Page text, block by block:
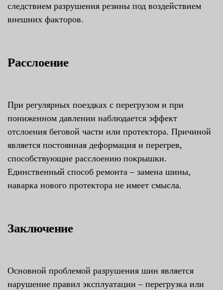
следствием разрушения резины под воздействием
внешних факторов.
Расслоение
При регулярных поездках с перегрузом и при
пониженном давлении наблюдается эффект
отслоения беговой части или протектора. Причиной
является постоянная деформация и перегрев,
способствующие расслоению покрышки.
Единственный способ ремонта – замена шины,
наварка нового протектора не имеет смысла.
Заключение
Основной проблемой разрушения шин является
нарушение правил эксплуатации – перегрузка или